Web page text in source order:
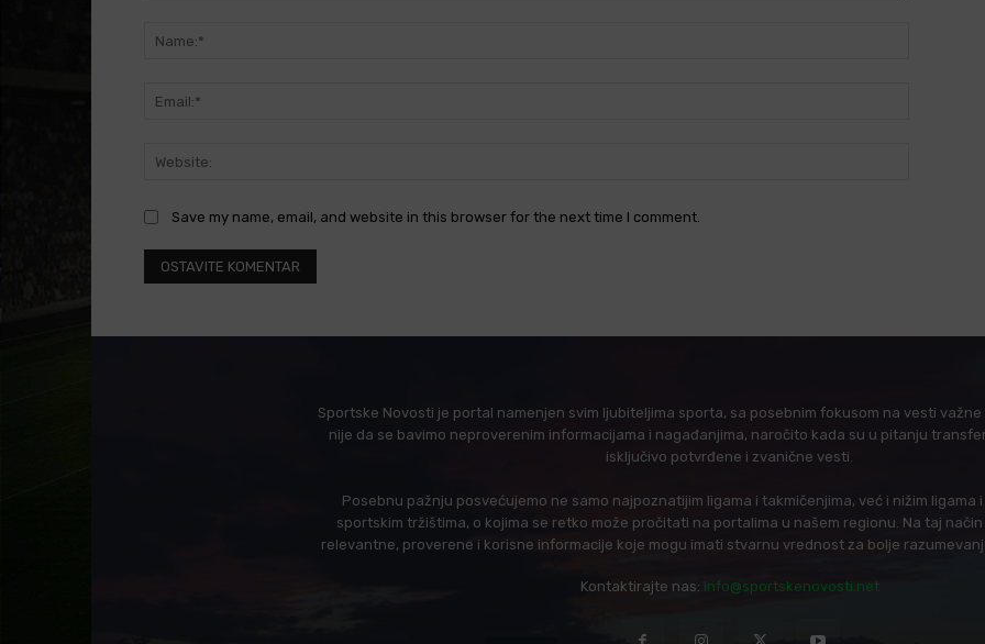
Save my name, email, and website in this browser for the next time I comment.
Sportske Novosti je portal namenjen svim ljubiteljima sporta, sa posebnim fokusom na vesti
nije da se bavimo neproverenim informacijama i nagađanjima, naročito kada su u pitanju
isključivo potvrđene i zvanične vesti.
Posebnu pažnju posvećujemo ne samo najpoznatijim ligama i takmičenjima, već i nižim ligama
sportskim tržištima, o kojima se retko može pročitati na portalima u našem regionu. Na taj
relevantne, proverene i korisne informacije koje mogu imati stvarnu vrednost za bolje
Kontaktirajte nas: info@sportskenovosti.net